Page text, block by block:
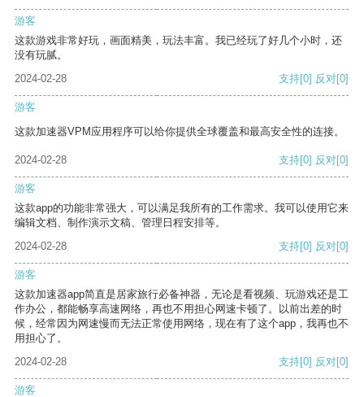
游客
这款游戏非常好玩，画面精美，玩法丰富。我已经玩了好几个小时，还
没有玩腻。
2024-02-28
支持[0] 反对[0]
游客
这款加速器VPM应用程序可以给你提供全球覆盖和最高安全性的连接。
2024-02-28 支持[0] 反对[0]
游客
这款app的功能非常强大，可以满足我所有的工作需求。我可以使用它来
编辑文档、制作演示文稿、管理日程安排等。
2024-02-28
支持[0] 反对[0]
游客
这款加速器app简直是居家旅行必备神器，无论是看视频、玩游戏还是工
作办公，都能畅享高速网络，再也不用担心网速卡顿了。以前出差的时
候，经常因为网速慢而无法正常使用网络，现在有了这个app，我再也不
用担心了。
2024-02-28
支持[0] 反对[0]
游客